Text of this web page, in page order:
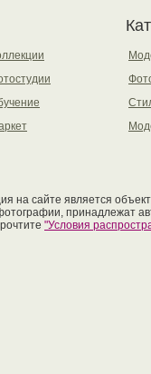
на сайте является
принадлежат
"Условия